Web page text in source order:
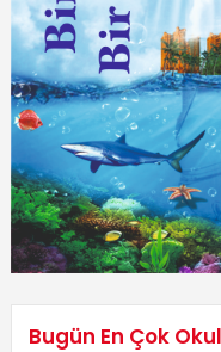
Bugün En Çok